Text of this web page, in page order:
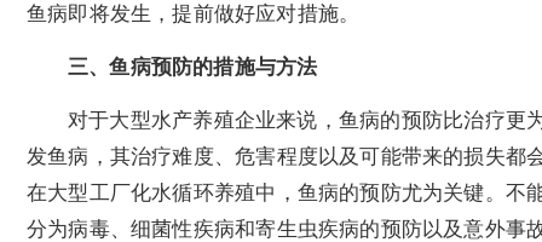
鱼病即将发生，提前做好应对措施。
三、鱼病预防的措施与方法
对于大型水产养殖企业来说，鱼病的预防比治疗更
发鱼病，其治疗难度、危害程度以及可能带来的损失都
在大型工厂化水循环养殖中，鱼病的预防尤为关键。不
分为病毒、细菌性疾病和寄生虫疾病的预防以及意外事